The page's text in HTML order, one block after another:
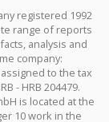
registered 1992
range of reports
analysis and
company:
to the tax
- HRB 204479.
is located at the
10 work in the